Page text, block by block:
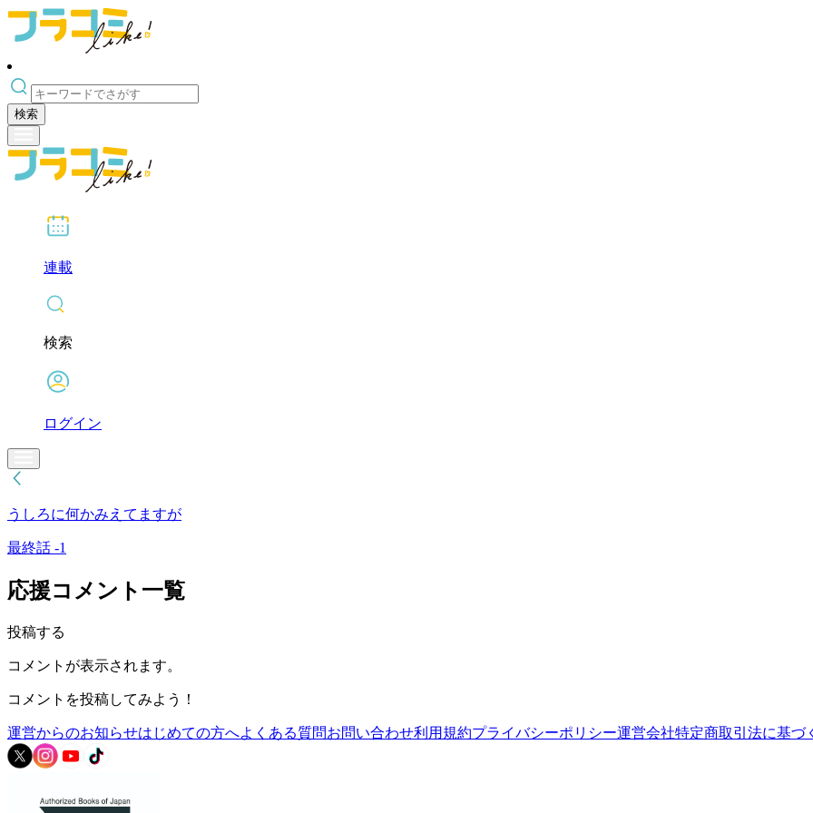
検索
連載
検索
ログイン
うしろに何かみえてますが
最終話 -1
応援コメント一覧
投稿する
コメントが表示されます。
コメントを投稿してみよう！
運営からのお知らせはじめての方へよくある質問お問い合わせ利用規約プライバシーポリシー運営会社特定商取引法に基づ